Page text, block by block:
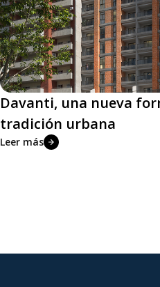
Davanti, una nueva
tradición urbana
Leer más